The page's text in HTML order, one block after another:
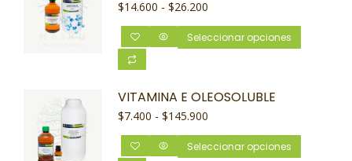
$14.600 - $26.200
Seleccionar opciones
VITAMINA E OLEOSOLUBLE
$7.400 - $145.900
Seleccionar opciones